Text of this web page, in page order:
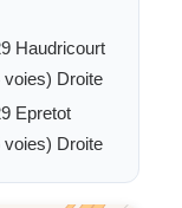
Haudricourt
voies) Droite
Epretot
voies) Droite